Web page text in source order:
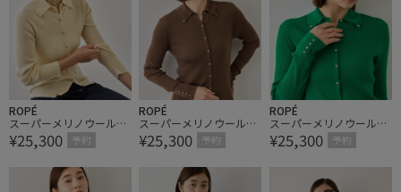
ROPÉ
スーパーメリノウール金
ボタンポロニットカーデ
ィガン/【一部J'aDoRe限
定カラー/サイス・一部
店舗限定サイズ】
¥25,300 予約
ROPÉ
スーパーメリノウール金
ボタンポロニットカーデ
ィガン/【一部J'aDoRe限
定カラー/サイス・一部
店舗限定サイズ】
¥25,300 予約
ROPÉ
スーパーメリノウール金
ボタンポロニットカーデ
ィガン/【一部J'aDoRe限
定カラー/サイス・一部
店舗限定サイズ】
¥25,300 予約